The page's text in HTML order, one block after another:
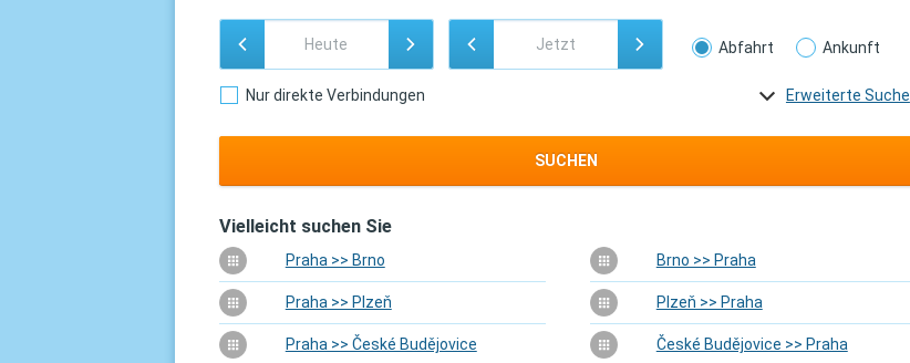
Abfahrt Ankunft
Nur direkte Verbindungen Erweiterte Suche
SUCHEN
Vielleicht suchen Sie
Praha >> Brno Brno >> Praha
Praha >> Plzeň Plzeň >> Praha
Praha >> České Budějovice České Budějovice >> Praha